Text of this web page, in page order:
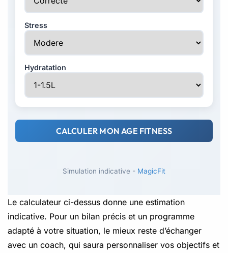
Stress
Hydratation
CALCULER MON AGE FITNESS
Simulation indicative - MagicFit
Le calculateur ci-dessus donne une estimation
indicative. Pour un bilan précis et un programme
adapté à votre situation, le mieux reste d’échanger
avec un coach, qui saura personnaliser vos objectifs et